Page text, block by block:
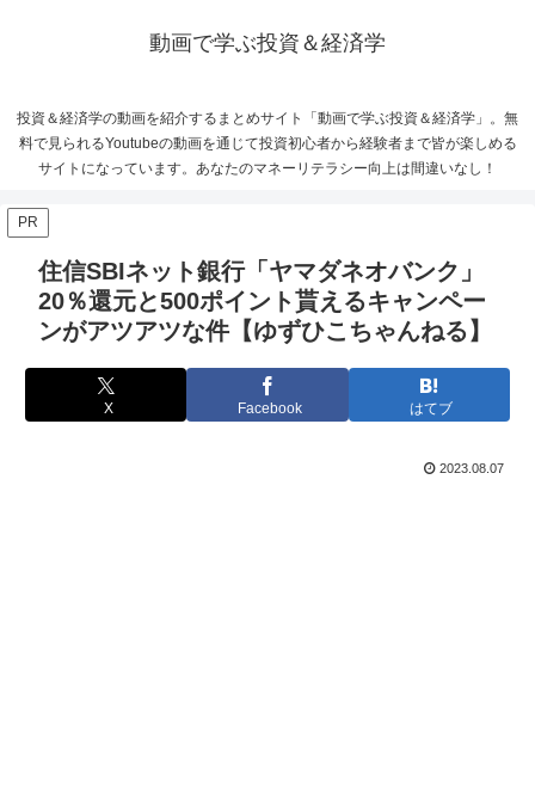
動画で学ぶ投資＆経済学
投資＆経済学の動画を紹介するまとめサイト「動画で学ぶ投資＆経済学」。無
料で見られるYoutubeの動画を通じて投資初心者から経験者まで皆が楽しめる
サイトになっています。あなたのマネーリテラシー向上は間違いなし！
PR
住信SBIネット銀行「ヤマダネオバンク」
20％還元と500ポイント貰えるキャンペー
ンがアツアツな件【ゆずひこちゃんねる】
X Facebook はてブ
2023.08.07